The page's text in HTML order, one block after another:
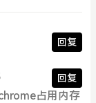
回复
回复
占用内存